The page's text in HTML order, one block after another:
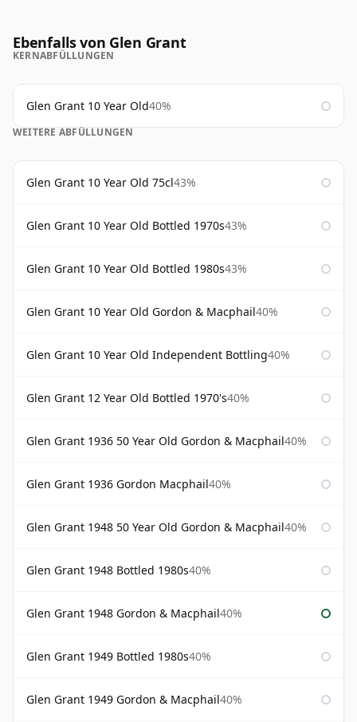
Ebenfalls von Glen Grant
KERNABFÜLLUNGEN
Glen Grant 10 Year Old40%
WEITERE ABFÜLLUNGEN
Glen Grant 10 Year Old 75cl43%
Glen Grant 10 Year Old Bottled 1970s43%
Glen Grant 10 Year Old Bottled 1980s43%
Glen Grant 10 Year Old Gordon & Macphail40%
Glen Grant 10 Year Old Independent Bottling40%
Glen Grant 12 Year Old Bottled 1970's40%
Glen Grant 1936 50 Year Old Gordon & Macphail40%
Glen Grant 1936 Gordon Macphail40%
Glen Grant 1948 50 Year Old Gordon & Macphail40%
Glen Grant 1948 Bottled 1980s40%
Glen Grant 1948 Gordon & Macphail40%
Glen Grant 1949 Bottled 1980s40%
Glen Grant 1949 Gordon & Macphail40%